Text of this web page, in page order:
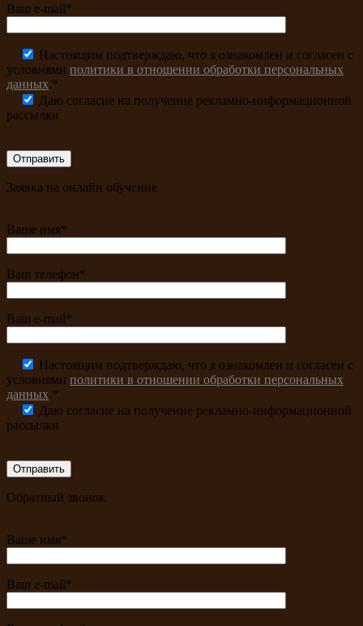
Ваш e-mail*
Настоящим подтверждаю, что я ознакомлен и согласен с
условиями политики в отношении обработки персональных
данных.*
Даю согласие на получение рекламно-информационной
рассылки
Заявка на онлайн обучение
Ваше имя*
Ваш телефон*
Ваш e-mail*
Настоящим подтверждаю, что я ознакомлен и согласен с
условиями политики в отношении обработки персональных
данных.*
Даю согласие на получение рекламно-информационной
рассылки
Обратный звонок
Ваше имя*
Ваш e-mail*